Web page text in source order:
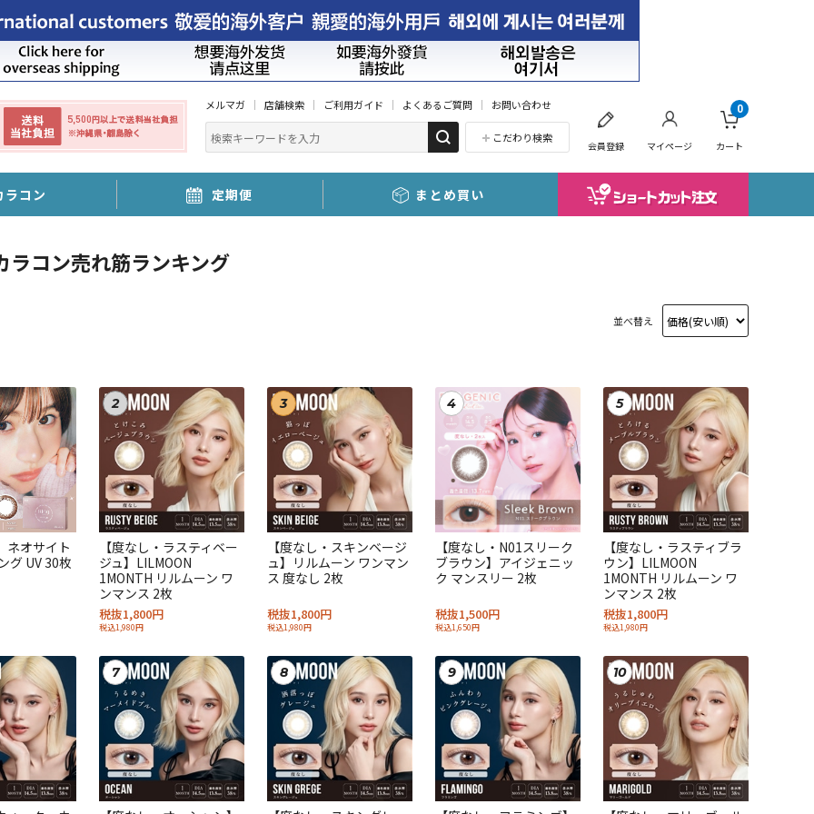
メルマガ 店舗検索 ご利用ガイド よくあるご質問 お問い合わせ
こだわり検索
会員登録 マイページ カート
0
ラコン 定期便 まとめ買い
ラコン売れ筋ランキング
並べ替え
ネオサイト
グ UV 30枚
2
【度なし・ラスティベー
ジュ】LILMOON
1MONTH リルムーン ワ
ンマンス 2枚
税抜1,800円
税込1,980円
3
【度なし・スキンベージ
ュ】リルムーン ワンマン
ス 度なし 2枚
税抜1,800円
税込1,980円
4
【度なし・N01スリーク
ブラウン】アイジェニッ
ク マンスリー 2枚
税抜1,500円
税込1,650円
5
【度なし・ラスティブラ
ウン】LILMOON
1MONTH リルムーン ワ
ンマンス 2枚
税抜1,800円
税込1,980円
7 8 9 10